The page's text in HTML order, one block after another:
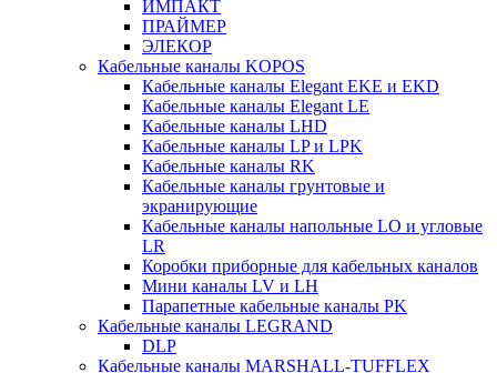
ИМПАКТ
ПРАЙМЕР
ЭЛЕКОР
Кабельные каналы KOPOS
Кабельные каналы Elegant EKE и EKD
Кабельные каналы Elegant LE
Кабельные каналы LHD
Кабельные каналы LP и LPK
Кабельные каналы RK
Кабельные каналы грунтовые и
экранирующие
Кабельные каналы напольные LO и угловые
LR
Коробки приборные для кабельных каналов
Мини каналы LV и LH
Парапетные кабельные каналы PK
Кабельные каналы LEGRAND
DLP
Кабельные каналы MARSHALL-TUFFLEX